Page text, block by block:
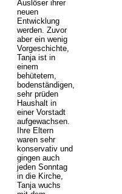
Auslöser ihrer
neuen
Entwicklung
werden. Zuvor
aber ein wenig
Vorgeschichte,
Tanja ist in
einem
behütetem,
bodenständigen,
sehr prüden
Haushalt in
einer Vorstadt
aufgewachsen.
Ihre Eltern
waren sehr
konservativ und
gingen auch
jeden Sonntag
in die Kirche,
Tanja wuchs